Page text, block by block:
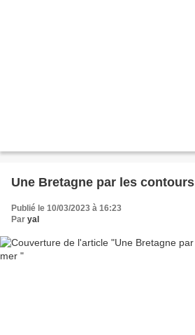
Une Bretagne par les
Publié le 10/03/2023 à 16:23
Par yal